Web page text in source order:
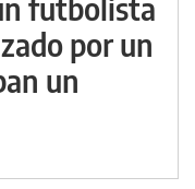
futbolista
por un
un